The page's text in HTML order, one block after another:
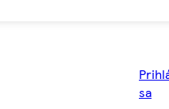
sa